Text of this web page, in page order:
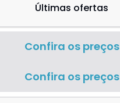
Últimas ofertas
Confira os preços
Confira os preços